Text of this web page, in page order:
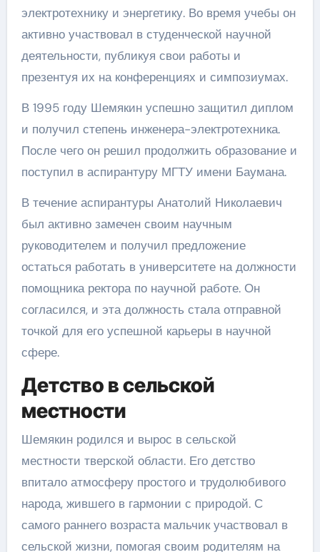
электротехнику и энергетику. Во время учебы он
активно участвовал в студенческой научной
деятельности, публикуя свои работы и
презентуя их на конференциях и симпозиумах.
В 1995 году Шемякин успешно защитил диплом
и получил степень инженера-электротехника.
После чего он решил продолжить образование и
поступил в аспирантуру МГТУ имени Баумана.
В течение аспирантуры Анатолий Николаевич
был активно замечен своим научным
руководителем и получил предложение
остаться работать в университете на должности
помощника ректора по научной работе. Он
согласился, и эта должность стала отправной
точкой для его успешной карьеры в научной
сфере.
Детство в сельской
местности
Шемякин родился и вырос в сельской
местности тверской области. Его детство
впитало атмосферу простого и трудолюбивого
народа, жившего в гармонии с природой. С
самого раннего возраста мальчик участвовал в
сельской жизни, помогая своим родителям на